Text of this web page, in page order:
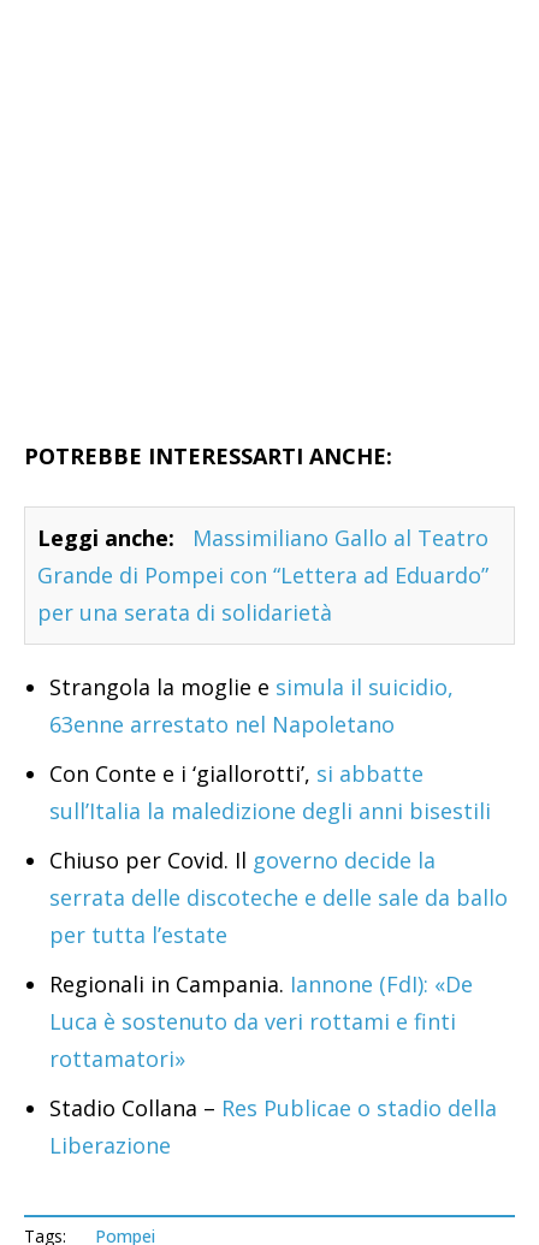
POTREBBE INTERESSARTI ANCHE:
Leggi anche:
Massimiliano Gallo al Teatro
Grande di Pompei con “Lettera ad Eduardo”
per una serata di solidarietà
Strangola la moglie e simula il suicidio,
63enne arrestato nel Napoletano
Con Conte e i ‘giallorotti’, si abbatte
sull’Italia la maledizione degli anni bisestili
Chiuso per Covid. Il governo decide la
serrata delle discoteche e delle sale da ballo
per tutta l’estate
Regionali in Campania. Iannone (FdI): «De
Luca è sostenuto da veri rottami e finti
rottamatori»
Stadio Collana – Res Publicae o stadio della
Liberazione
Tags: Pompei